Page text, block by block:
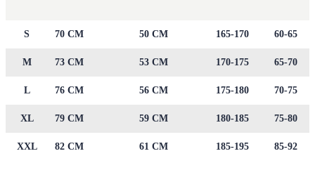
S 70 CM 50 CM 165-170 60-65
M 73 CM 53 CM 170-175 65-70
L 76 CM 56 CM 175-180 70-75
XL 79 CM 59 CM 180-185 75-80
XXL 82 CM 61 CM 185-195 85-92